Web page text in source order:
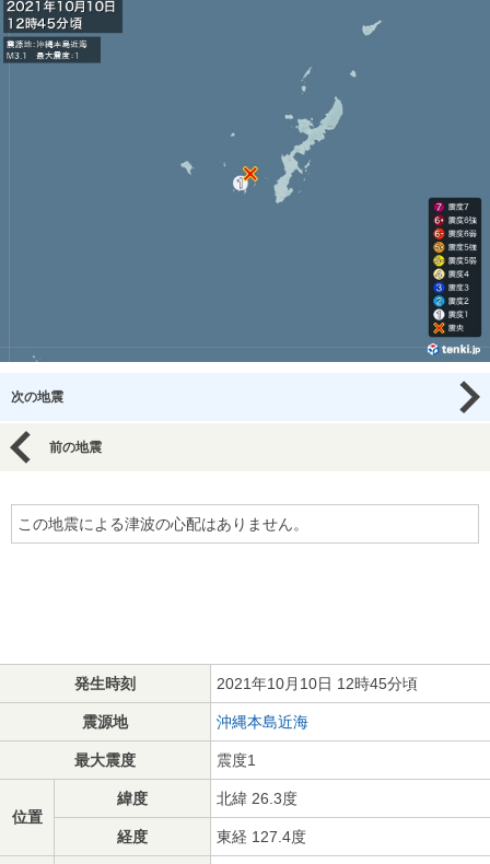
次の地震
前の地震
この地震による津波の心配はありません。
発生時刻 2021年10月10日 12時45分頃
震源地 沖縄本島近海
最大震度 震度1
位置
緯度 北緯 26.3度
経度 東経 127.4度